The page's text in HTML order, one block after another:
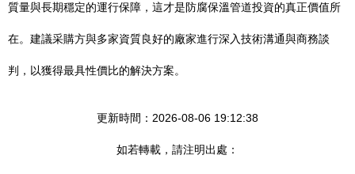
質量與長期穩定的運行保障，這才是防腐保溫管道投資的真正價值所
在。建議采購方與多家資質良好的廠家進行深入技術溝通與商務談
判，以獲得最具性價比的解決方案。
更新時間：2026-08-06 19:12:38
如若轉載，請注明出處：